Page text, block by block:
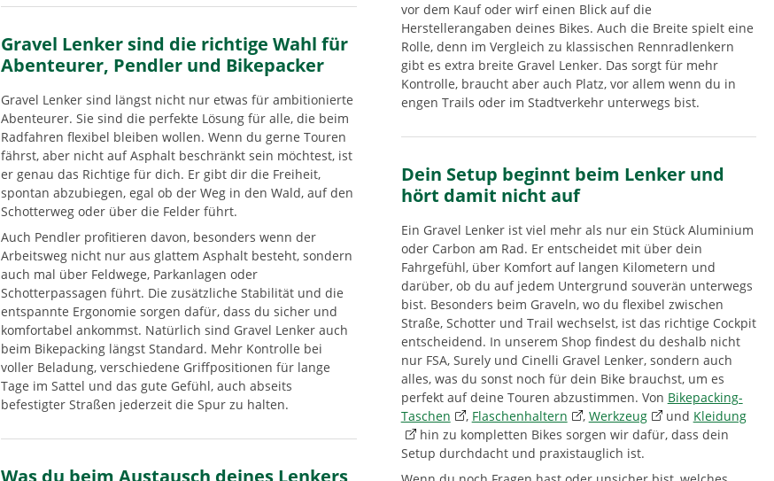
Gravel Lenker sind die richtige Wahl für
Abenteurer, Pendler und Bikepacker
Gravel Lenker sind längst nicht nur etwas für ambitionierte
Abenteurer. Sie sind die perfekte Lösung für alle, die beim
Radfahren flexibel bleiben wollen. Wenn du gerne Touren
fährst, aber nicht auf Asphalt beschränkt sein möchtest, ist
er genau das Richtige für dich. Er gibt dir die Freiheit,
spontan abzubiegen, egal ob der Weg in den Wald, auf den
Schotterweg oder über die Felder führt.
Auch Pendler profitieren davon, besonders wenn der
Arbeitsweg nicht nur aus glattem Asphalt besteht, sondern
auch mal über Feldwege, Parkanlagen oder
Schotterpassagen führt. Die zusätzliche Stabilität und die
entspannte Ergonomie sorgen dafür, dass du sicher und
komfortabel ankommst. Natürlich sind Gravel Lenker auch
beim Bikepacking längst Standard. Mehr Kontrolle bei
voller Beladung, verschiedene Griffpositionen für lange
Tage im Sattel und das gute Gefühl, auch abseits
befestigter Straßen jederzeit die Spur zu halten.
Was du beim Austausch deines Lenkers
vor dem Kauf oder wirf einen Blick auf die
Herstellerangaben deines Bikes. Auch die Breite spielt eine
Rolle, denn im Vergleich zu klassischen Rennradlenkern
gibt es extra breite Gravel Lenker. Das sorgt für mehr
Kontrolle, braucht aber auch Platz, vor allem wenn du in
engen Trails oder im Stadtverkehr unterwegs bist.
Dein Setup beginnt beim Lenker und
hört damit nicht auf
Ein Gravel Lenker ist viel mehr als nur ein Stück Aluminium
oder Carbon am Rad. Er entscheidet mit über dein
Fahrgefühl, über Komfort auf langen Kilometern und
darüber, ob du auf jedem Untergrund souverän unterwegs
bist. Besonders beim Graveln, wo du flexibel zwischen
Straße, Schotter und Trail wechselst, ist das richtige Cockpit
entscheidend. In unserem Shop findest du deshalb nicht
nur FSA, Surely und Cinelli Gravel Lenker, sondern auch
alles, was du sonst noch für dein Bike brauchst, um es
perfekt auf deine Touren abzustimmen. Von Bikepacking-
Taschen
, Flaschenhaltern , Werkzeug und Kleidung
hin zu kompletten Bikes sorgen wir dafür, dass dein
Setup durchdacht und praxistauglich ist.